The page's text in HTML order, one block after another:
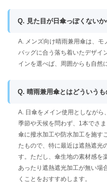
Q. 見た目が日傘っぽくないか
A. メンズ向け晴雨兼用傘は、モ
バッグに合う落ち着いたデザイ
インを選べば、周囲からも自然
Q. 晴雨兼用傘とはどういうも
A. 日傘をメイン使用としながら
季節や天候を問わず、1本でさ
傘に撥水加工や防水加工を施す
たもので、特に最近は遮熱遮光
す。ただし、傘生地の素材感を
あったり遮熱遮光加工が無い場
くことをおすすめします。